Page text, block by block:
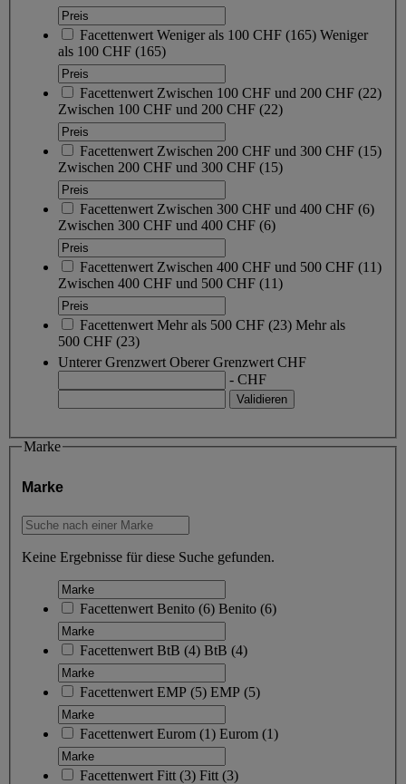
Facettenwert Weniger als 100 CHF (165) Weniger
als 100 CHF (165)
Facettenwert Zwischen 100 CHF und 200 CHF (22)
Zwischen 100 CHF und 200 CHF (22)
Facettenwert Zwischen 200 CHF und 300 CHF (15)
Zwischen 200 CHF und 300 CHF (15)
Facettenwert Zwischen 300 CHF und 400 CHF (6)
Zwischen 300 CHF und 400 CHF (6)
Facettenwert Zwischen 400 CHF und 500 CHF (11)
Zwischen 400 CHF und 500 CHF (11)
Facettenwert Mehr als 500 CHF (23) Mehr als
500 CHF (23)
Unterer Grenzwert Oberer GrenzwertCHF
- CHF
Marke
Marke
Keine Ergebnisse für diese Suche gefunden.
Facettenwert Benito (6) Benito (6)
Facettenwert BtB (4) BtB (4)
Facettenwert EMP (5) EMP (5)
Facettenwert Eurom (1) Eurom (1)
Facettenwert Fitt (3) Fitt (3)